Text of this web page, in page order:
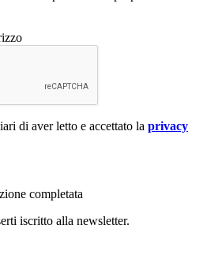
di aver letto e accettato la privacy
completata
iscritto alla newsletter.